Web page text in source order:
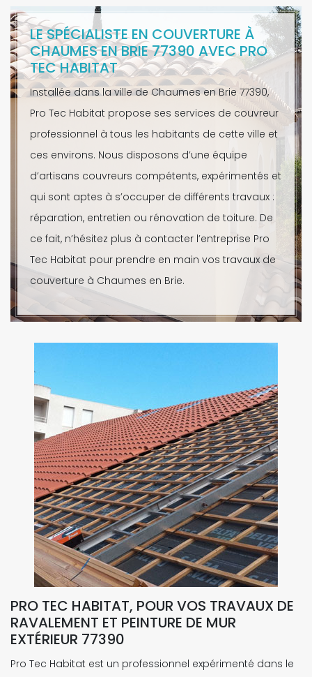
LE SPÉCIALISTE EN COUVERTURE À
CHAUMES EN BRIE 77390 AVEC PRO
TEC HABITAT
Installée dans la ville de Chaumes en Brie 77390,
Pro Tec Habitat propose ses services de couvreur
professionnel à tous les habitants de cette ville et
ces environs. Nous disposons d’une équipe
d’artisans couvreurs compétents, expérimentés et
qui sont aptes à s’occuper de différents travaux :
réparation, entretien ou rénovation de toiture. De
ce fait, n’hésitez plus à contacter l’entreprise Pro
Tec Habitat pour prendre en main vos travaux de
couverture à Chaumes en Brie.
PRO TEC HABITAT, POUR VOS TRAVAUX DE
RAVALEMENT ET PEINTURE DE MUR
EXTÉRIEUR 77390
Pro Tec Habitat est un professionnel expérimenté dans le